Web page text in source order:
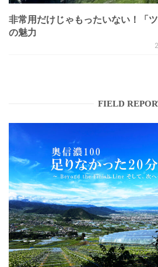
非常用だけじゃもったいない！「ツ
の魅力
FIELD